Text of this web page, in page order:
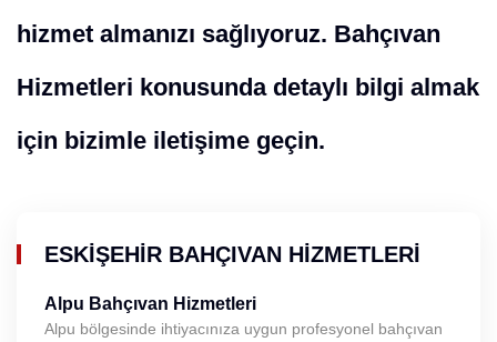
hizmet almanızı sağlıyoruz. Bahçıvan
Hizmetleri konusunda detaylı bilgi almak
için bizimle iletişime geçin.
ESKIŞEHIR BAHÇIVAN HIZMETLERI
Alpu Bahçıvan Hizmetleri
Alpu bölgesinde ihtiyacınıza uygun profesyonel bahçıvan